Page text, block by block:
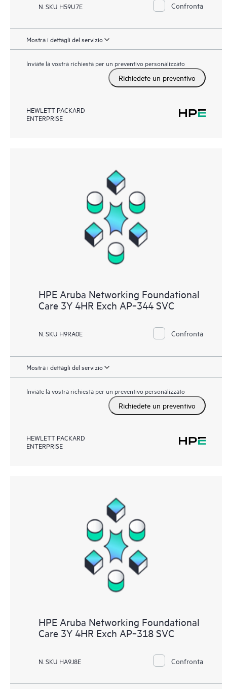
N. SKU H59U7E Confronta
Mostra i dettagli del servizio
Inviate la vostra richiesta per un preventivo personalizzato
Richiedete un preventivo
HEWLETT PACKARD
ENTERPRISE
HPE Aruba Networking Foundational
Care 3Y 4HR Exch AP‑344 SVC
N. SKU H9RA0E Confronta
Mostra i dettagli del servizio
Inviate la vostra richiesta per un preventivo personalizzato
Richiedete un preventivo
HEWLETT PACKARD
ENTERPRISE
HPE Aruba Networking Foundational
Care 3Y 4HR Exch AP‑318 SVC
N. SKU HA9J8E Confronta